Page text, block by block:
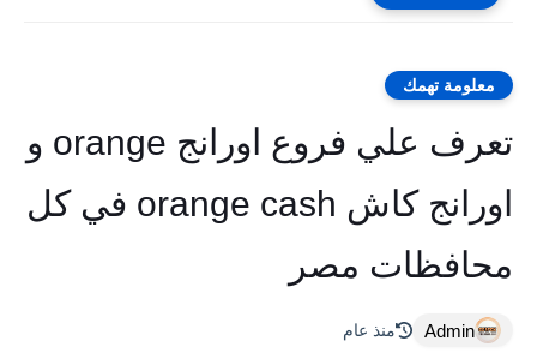
معلومة تهمك
تعرف علي فروع اورانج orange و
اورانج كاش orange cash في كل
محافظات مصر
Admin منذ عام